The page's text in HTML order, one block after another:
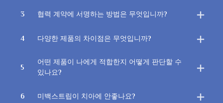
3 협력 계약에 서명하는 방법은 무엇입니까?
4 다양한 제품의 차이점은 무엇입니까?
5
어떤 제품이 나에게 적합한지 어떻게 판단할 수
있나요?
6 미백스트립이 치아에 안좋나요?